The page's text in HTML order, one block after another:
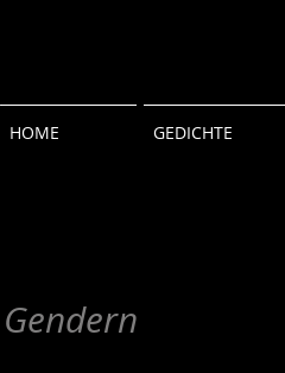
HOME GEDICHTE